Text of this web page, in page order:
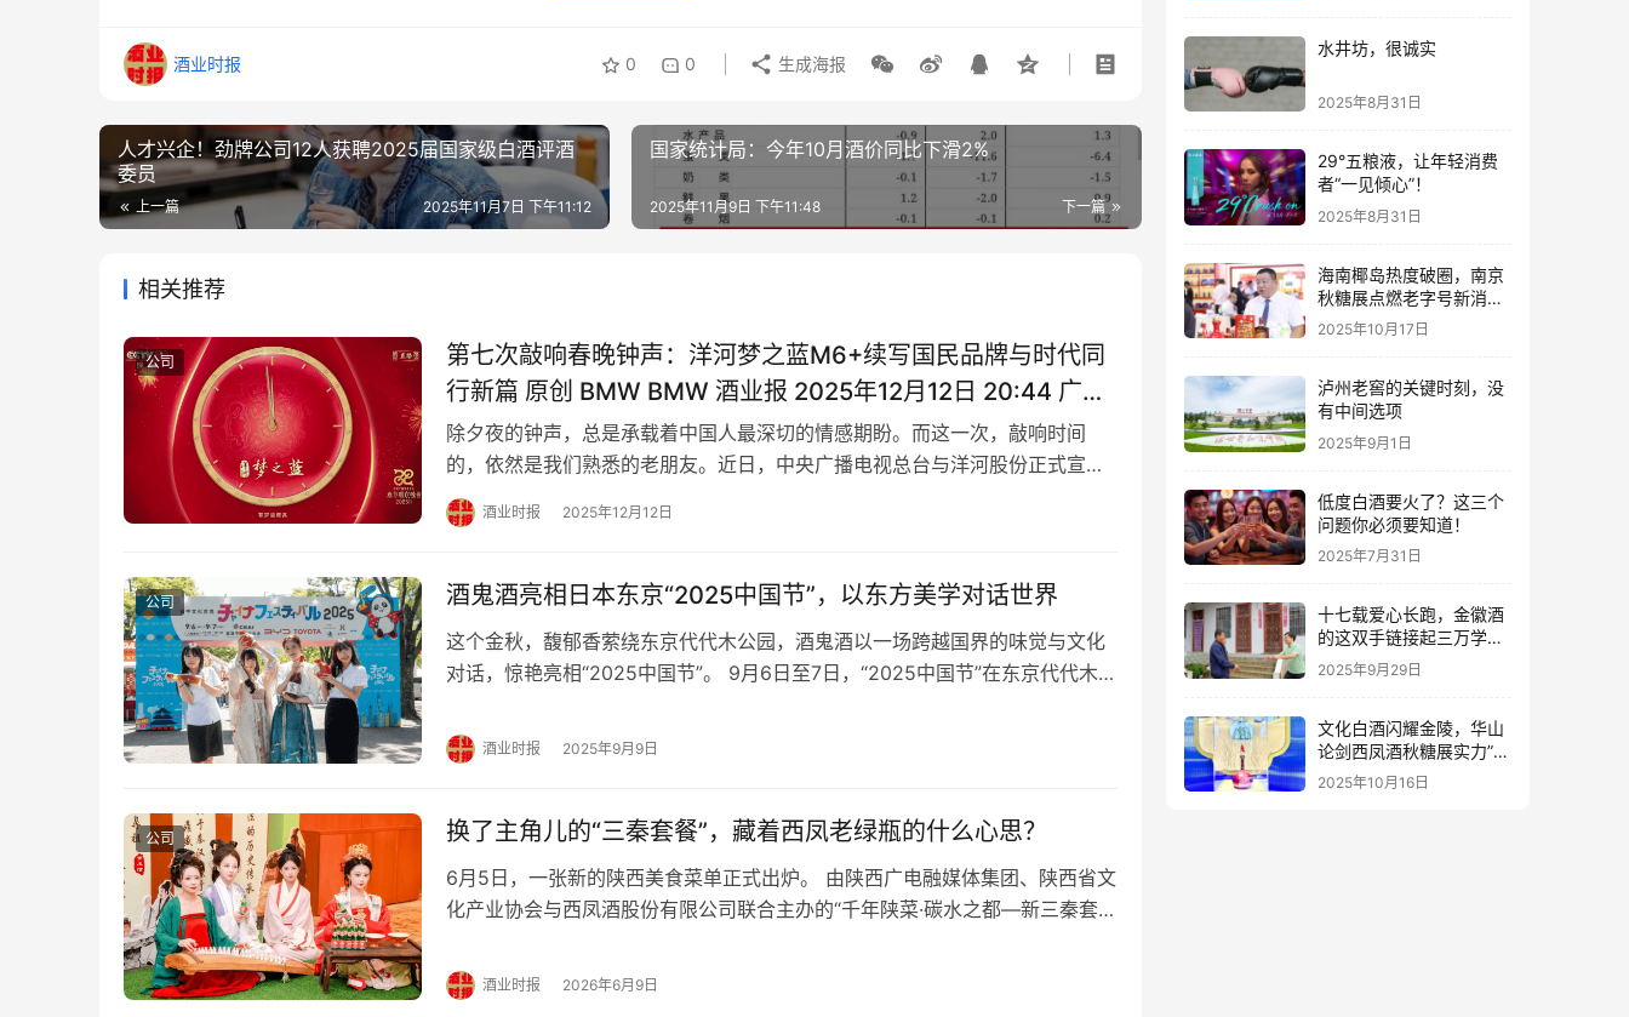
酒业时报 0 0 生成海报
人才兴企！劲牌公司12人获聘2025届国家级白酒评酒
委员
上一篇 2025年11月7日 下午11:12
国家统计局：今年10月酒价同比下滑2%
下一篇
2025年11月9日 下午11:48
相关推荐
公司
第七次敲响春晚钟声：洋河梦之蓝M6+续写国民品牌与时代同
行新篇 原创 BMW BMW 酒业报 2025年12月12日 20:44 广东
在小说阅读器中沉浸阅读
除夕夜的钟声，总是承载着中国人最深切的情感期盼。而这一次，敲响时间
的，依然是我们熟悉的老朋友。近日，中央广播电视总台与洋河股份正式宣
布：洋河梦之蓝M6+再度成为总台《2026年春节联欢晚会》独家报时合作伙
伴。 在瞬息万变的商业世界，品牌的竞争往往是“心智”与“记忆”的争夺。对于
集体记忆中的“…
酒业时报 2025年12月12日
公司 酒鬼酒亮相日本东京“2025中国节”，以东方美学对话世界
这个金秋，馥郁香萦绕东京代代木公园，酒鬼酒以一场跨越国界的味觉与文化
对话，惊艳亮相“2025中国节”。 9月6日至7日，“2025中国节”在东京代代木公
中国节”执行委员会共同主办，以“了解并传播中国的‘当下’”为主题，通过多领域
展台，呈现中华优秀传统文化和新时代发展成就，促进两国民众交…
酒业时报 2025年9月9日
公司 换了主角儿的“三秦套餐”，藏着西凤老绿瓶的什么心思？
6月5日，一张新的陕西美食菜单正式出炉。 由陕西广电融媒体集团、陕西省文
化产业协会与西凤酒股份有限公司联合主办的“千年陕菜·碳水之都—新三秦套
证：西凤老绿瓶与凉皮、肉夹馍、泡馍、油泼面、烧烤并列，成为“三秦味道”
的固定组成部分。 老陕们习惯把“凉皮+肉夹馍+冰峰”叫“三秦套餐”，吃了快二
酒业时报 2026年6月9日
水井坊，很诚实
2025年8月31日
29°五粮液，让年轻消费
者“一见倾心”！
2025年8月31日
海南椰岛热度破圈，南京
秋糖展点燃老字号新消费
热潮
2025年10月17日
泸州老窖的关键时刻，没
有中间选项
2025年9月1日
低度白酒要火了？这三个
问题你必须要知道！
2025年7月31日
十七载爱心长跑，金徽酒
的这双手链接起三万学子
的人生路
2025年9月29日
文化白酒闪耀金陵，华山
论剑西凤酒秋糖展实力”出
圈”
2025年10月16日